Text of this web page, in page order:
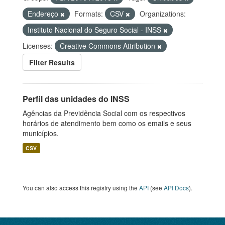
Endereço
Formats: CSV
Organizations:
Instituto Nacional do Seguro Social - INSS
Licenses:
Creative Commons Attribution
Filter Results
Perfil das unidades do INSS
Agências da Previdência Social com os respectivos
horários de atendimento bem como os emails e seus
municípios.
CSV
You can also access this registry using the API (see API Docs).